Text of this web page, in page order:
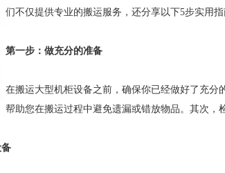
们不仅提供专业的搬运服务，还分享以下5步实用
第一步：做充分的准备
在搬运大型机柜设备之前，确保你已经做好了充
帮助您在搬运过程中避免遗漏或错放物品。其次，